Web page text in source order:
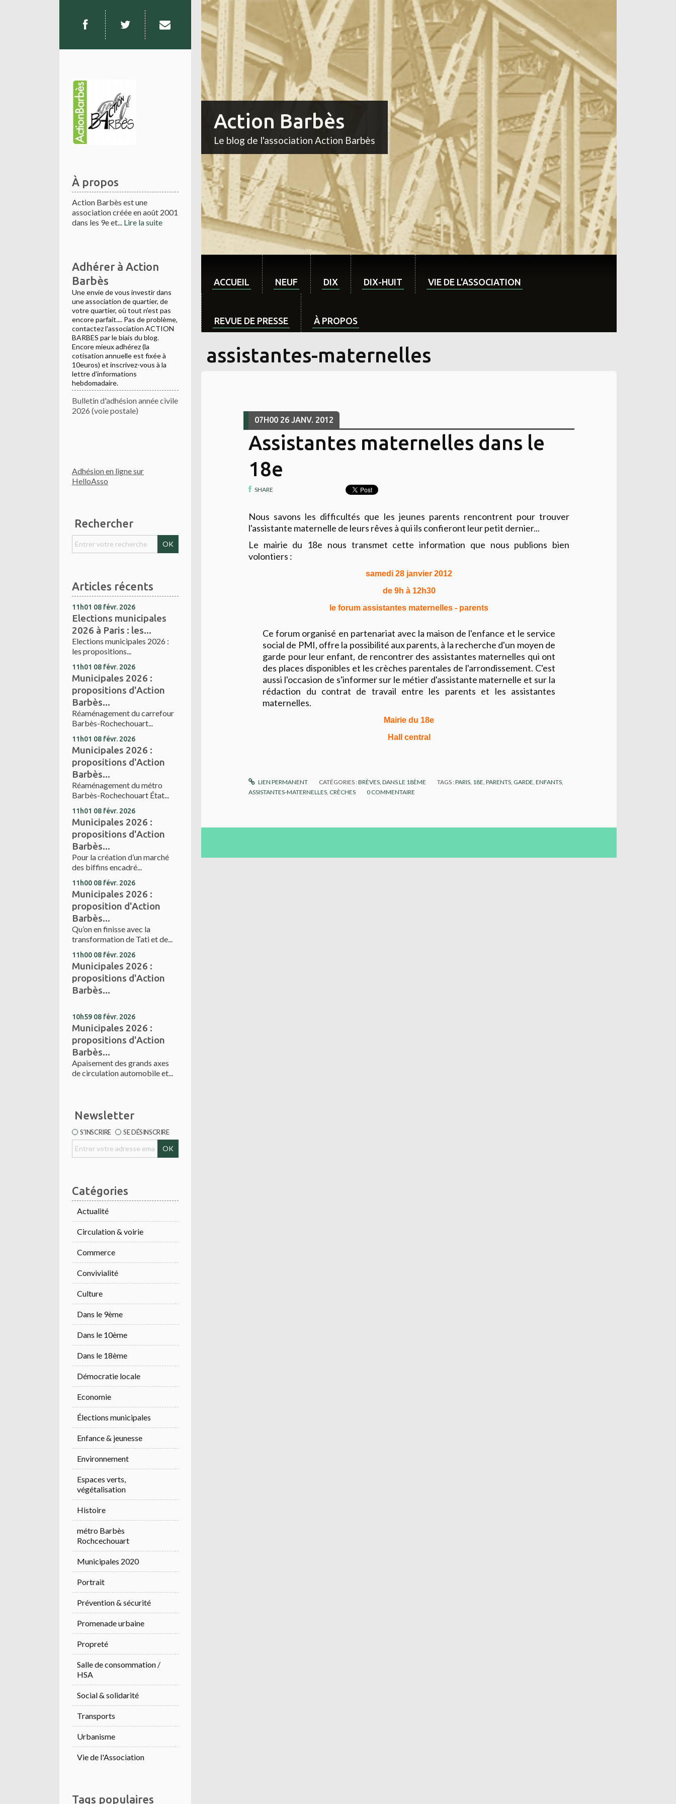
À propos
Action Barbès est une
association créée en août 2001
dans les 9e et... Lire la suite
Adhérer à Action
Barbès
Une envie de vous investir dans
une association de quartier, de
votre quartier, où tout n'est pas
encore parfait.... Pas de problème,
contactez l'association ACTION
BARBES par le biais du blog.
Encore mieux adhérez (la
cotisation annuelle est fixée à
10euros) et inscrivez-vous à la
lettre d'informations
hebdomadaire.
Bulletin d'adhésion année civile
2026 (voie postale)
Adhésion en ligne sur
HelloAsso
Rechercher
Articles récents
11h01 08 févr. 2026
Elections municipales
2026 à Paris : les...
Elections municipales 2026 :
les propositions...
11h01 08 févr. 2026
Municipales 2026 :
propositions d'Action
Barbès...
Réaménagement du carrefour
Barbès-Rochechouart...
11h01 08 févr. 2026
Municipales 2026 :
propositions d'Action
Barbès...
Réaménagement du métro
Barbès-Rochechouart État...
11h01 08 févr. 2026
Municipales 2026 :
propositions d'Action
Barbès...
Pour la création d’un marché
des biffins encadré...
11h00 08 févr. 2026
Municipales 2026 :
proposition d'Action
Barbès...
Qu’on en finisse avec la
transformation de Tati et de...
11h00 08 févr. 2026
Municipales 2026 :
propositions d'Action
Barbès...
10h59 08 févr. 2026
Municipales 2026 :
propositions d'Action
Barbès...
Apaisement des grands axes
de circulation automobile et...
Newsletter
S'INSCRIRE SE DÉSINSCRIRE
Catégories
Actualité
Circulation & voirie
Commerce
Convivialité
Culture
Dans le 9ème
Dans le 10ème
Dans le 18ème
Démocratie locale
Economie
Élections municipales
Enfance & jeunesse
Environnement
Espaces verts,
végétalisation
Histoire
métro Barbès
Rochcechouart
Municipales 2020
Portrait
Prévention & sécurité
Promenade urbaine
Propreté
Salle de consommation /
HSA
Social & solidarité
Transports
Urbanisme
Vie de l'Association
Tags populaires
Action Barbès
Le blog de l'association Action Barbès
ACCUEIL NEUF DIX DIX-HUIT VIE DE L'ASSOCIATION
REVUE DE PRESSE À PROPOS
assistantes-maternelles
07H00 26 JANV. 2012
Assistantes maternelles dans le
18e
SHARE
Nous savons les difficultés que les jeunes parents rencontrent pour trouver
l'assistante maternelle de leurs rêves à qui ils confieront leur petit dernier...
Le mairie du 18e nous transmet cette information que nous publions bien
volontiers :
samedi 28 janvier 2012
de 9h à 12h30
le forum assistantes maternelles - parents
Ce forum organisé en partenariat avec la maison de l'enfance et le service
social de PMI, offre la possibilité aux parents, à la recherche d'un moyen de
garde pour leur enfant, de rencontrer des assistantes maternelles qui ont
des places disponibles et les crèches parentales de l'arrondissement. C'est
aussi l'occasion de s'informer sur le métier d'assistante maternelle et sur la
rédaction du contrat de travail entre les parents et les assistantes
maternelles.
Mairie du 18e
Hall central
LIEN PERMANENT CATÉGORIES :BRÈVES ,DANS LE 18ÈME TAGS :PARIS 18E ,PARENTS GARDE ,ENFANTS
ASSISTANTES-MATERNELLES CRÈCHES 0 COMMENTAIRE